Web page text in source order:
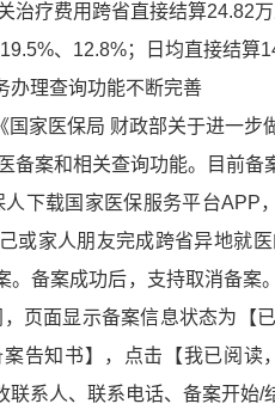
治疗费用跨省直接结算24.82
、12.8%；日均直接结算
办理查询功能不断完善
家医保局 财政部关于进一
备案和相关查询功能。目前
下载国家医保服务平台APP
或家人朋友完成跨省异地就
。备案成功后，支持取消备
页面显示备案信息状态为【
告知书】，点击【我已阅
系人、联系电话、备案开